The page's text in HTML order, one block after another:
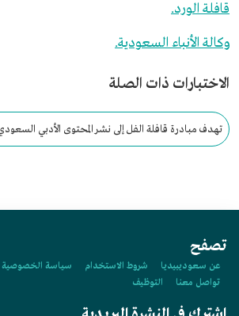
قافلة الورد.
وكالة الأنباء السعودية.
الاختبارات ذات الصلة
تهدف مبادرة قافلة الفل إلى نشر المحتوى الأدبي
تصفح
عن سعوديبيديا شروط الاستخدام سياسة الخصوصية
تواصل معنا
التوظيف